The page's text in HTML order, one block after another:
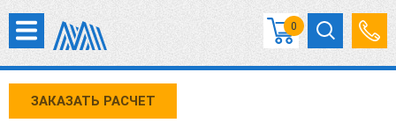
0
ЗАКАЗАТЬ РАСЧЕТ